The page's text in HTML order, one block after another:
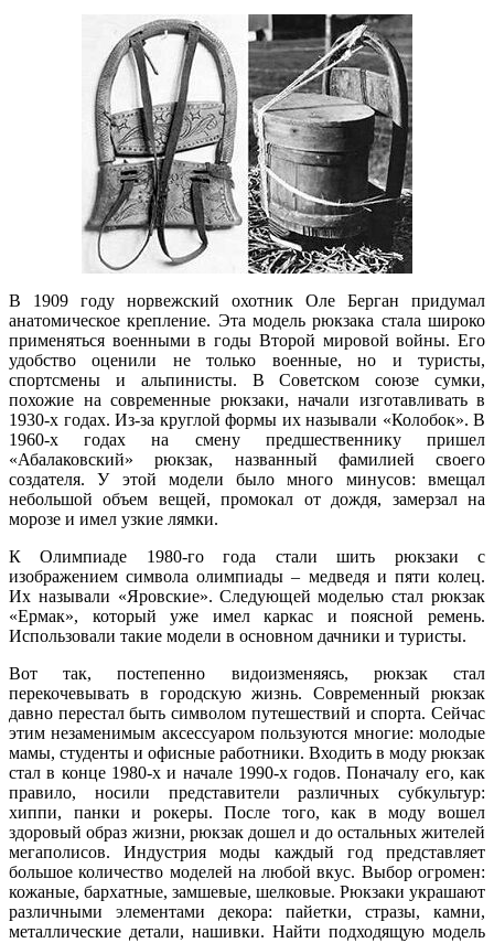
В 1909 году норвежский охотник Оле Берган придумал
анатомическое крепление. Эта модель рюкзака стала широко
применяться военными в годы Второй мировой войны. Его
удобство оценили не только военные, но и туристы,
спортсмены и альпинисты. В Советском союзе сумки,
похожие на современные рюкзаки, начали изготавливать в
1930-х годах. Из-за круглой формы их называли «Колобок». В
1960-х годах на смену предшественнику пришел
«Абалаковский» рюкзак, названный фамилией своего
создателя. У этой модели было много минусов: вмещал
небольшой объем вещей, промокал от дождя, замерзал на
морозе и имел узкие лямки.
К Олимпиаде 1980-го года стали шить рюкзаки с
изображением символа олимпиады – медведя и пяти колец.
Их называли «Яровские». Следующей моделью стал рюкзак
«Ермак», который уже имел каркас и поясной ремень.
Использовали такие модели в основном дачники и туристы.
Вот так, постепенно видоизменяясь, рюкзак стал
перекочевывать в городскую жизнь. Современный рюкзак
давно перестал быть символом путешествий и спорта. Сейчас
этим незаменимым аксессуаром пользуются многие: молодые
мамы, студенты и офисные работники. Входить в моду рюкзак
стал в конце 1980-х и начале 1990-х годов. Поначалу его, как
правило, носили представители различных субкультур:
хиппи, панки и рокеры. После того, как в моду вошел
здоровый образ жизни, рюкзак дошел и до остальных жителей
мегаполисов. Индустрия моды каждый год представляет
большое количество моделей на любой вкус. Выбор огромен:
кожаные, бархатные, замшевые, шелковые. Рюкзаки украшают
различными элементами декора: пайетки, стразы, камни,
металлические детали, нашивки. Найти подходящую модель